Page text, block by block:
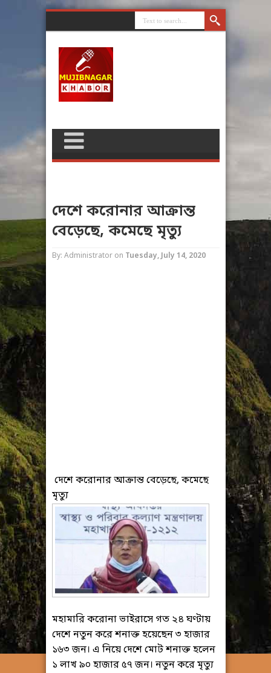
দেশে করোনার আক্রান্ত
বেড়েছে, কমেছে মৃত্যু
By: Administrator on Tuesday, July 14, 2020
দেশে করোনার আক্রান্ত বেড়েছে, কমেছে
মৃত্যু
মহামারি করোনা ভাইরাসে গত ২৪ ঘণ্টায়
দেশে নতুন করে শনাক্ত হয়েছেন ৩ হাজার
১৬৩ জন। এ নিয়ে দেশে মোট শনাক্ত হলেন
১ লাখ ৯০ হাজার ৫৭ জন। নতুন করে মৃত্যু